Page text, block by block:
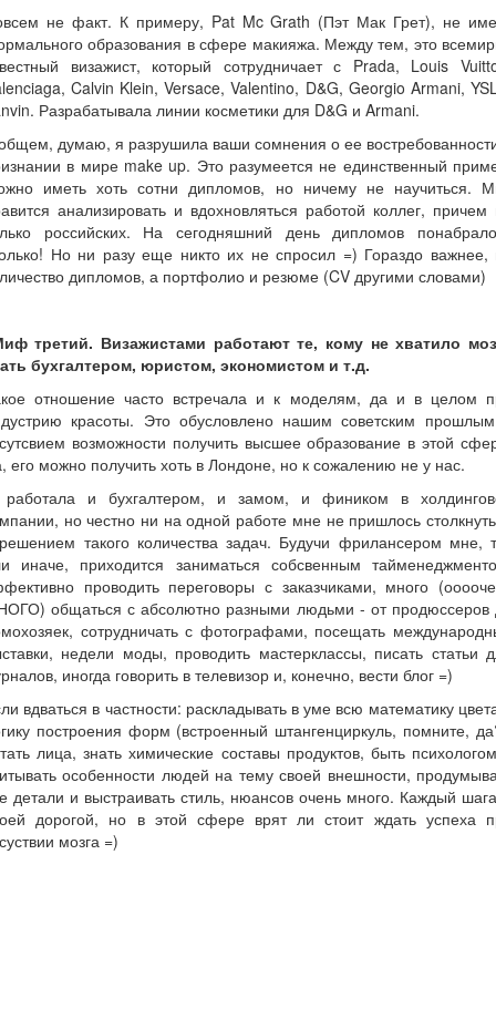
не факт. К примеру, Pat Mc Grath (Пэт Мак Грет), не
образования в сфере макияжа. Между тем, это
визажист, который сотрудничает с Prada, Louis
Calvin Klein, Versace, Valentino, D&G, Georgio Armani,
Разрабатывала линии косметики для D&G и Armani.
думаю, я разрушила ваши сомнения о ее
в мире make up. Это разумеется не единственный
иметь хоть сотни дипломов, но ничему не научиться.
анализировать и вдохновляться работой коллег, причем
российских. На сегодняшний день дипломов
Но ни разу еще никто их не спросил =) Гораздо важнее,
дипломов, а портфолио и резюме (CV другими словами)
третий. Визажистами работают те, кому не хватило
бухгалтером, юристом, экономистом и т.д.
отношение часто встречала и к моделям, да и в целом
красоты. Это обусловлено нашим советским
возможности получить высшее образование в этой
его можно получить хоть в Лондоне, но к сожалению не у нас.
и бухгалтером, и замом, и фиником в
но честно ни на одной работе мне не пришлось
такого количества задач. Будучи фрилансером мне,
иначе, приходится заниматься собсвенным
проводить переговоры с заказчиками, много
общаться с абсолютно разными людьми - от продюссеров
сотрудничать с фотографами, посещать
недели моды, проводить мастерклассы, писать статьи
иногда говорить в телевизор и, конечно, вести блог =)
вдваться в частности: раскладывать в уме всю математику
построения форм (встроенный штангенциркуль, помните,
лица, знать химические составы продуктов, быть
особенности людей на тему своей внешности,
детали и выстраивать стиль, нюансов очень много. Каждый
дорогой, но в этой сфере врят ли стоит ждать успеха
мозга =)